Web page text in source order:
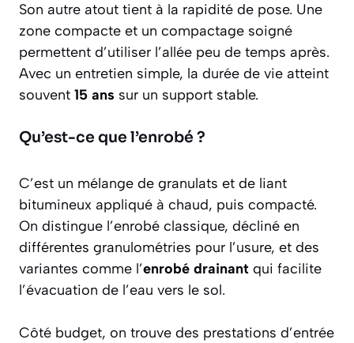
Son autre atout tient à la rapidité de pose. Une
zone compacte et un compactage soigné
permettent d’utiliser l’allée peu de temps après.
Avec un entretien simple, la durée de vie atteint
souvent 15 ans sur un support stable.
Qu’est-ce que l’enrobé ?
C’est un mélange de granulats et de liant
bitumineux appliqué à chaud, puis compacté.
On distingue l’enrobé classique, décliné en
différentes granulométries pour l’usure, et des
variantes comme l’enrobé drainant qui facilite
l’évacuation de l’eau vers le sol.
Côté budget, on trouve des prestations d’entrée